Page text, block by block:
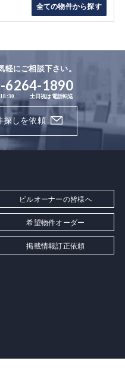
全ての物件から探す
にご相談下さい。
6264-1890
土日祝は電話転送
探しを依頼
ビルオーナーの皆様へ
希望物件オーダー
掲載情報訂正依頼